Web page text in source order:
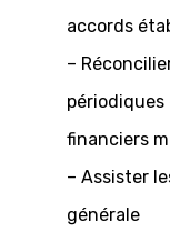
accords
–
financiers
– Assister
générale